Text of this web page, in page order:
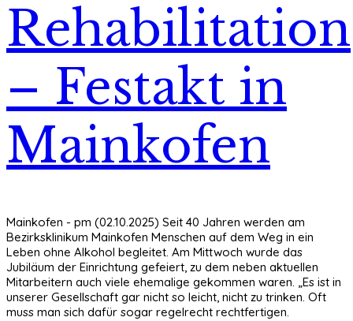
Rehabilitation
– Festakt in
Mainkofen
Mainkofen - pm (02.10.2025) Seit 40 Jahren werden am
Bezirksklinikum Mainkofen Menschen auf dem Weg in ein
Leben ohne Alkohol begleitet. Am Mittwoch wurde das
Jubiläum der Einrichtung gefeiert, zu dem neben aktuellen
Mitarbeitern auch viele ehemalige gekommen waren. „Es ist in
unserer Gesellschaft gar nicht so leicht, nicht zu trinken. Oft
muss man sich dafür sogar regelrecht rechtfertigen.